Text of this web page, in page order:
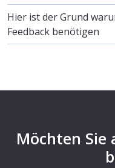
Hier ist der Grund
Feedback benötigen
Möchten Sie